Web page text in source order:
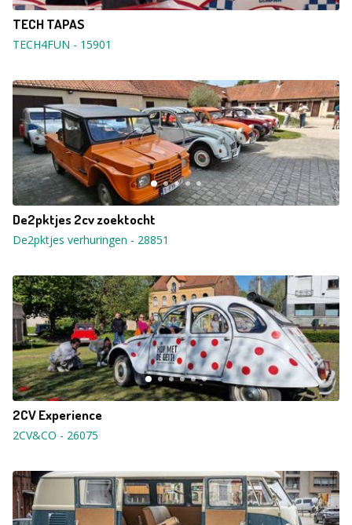
TECH TAPAS
TECH4FUN - 15901
De2pktjes 2cv zoektocht
De2pktjes verhuringen - 28851
2CV Experience
2CV&CO - 26075